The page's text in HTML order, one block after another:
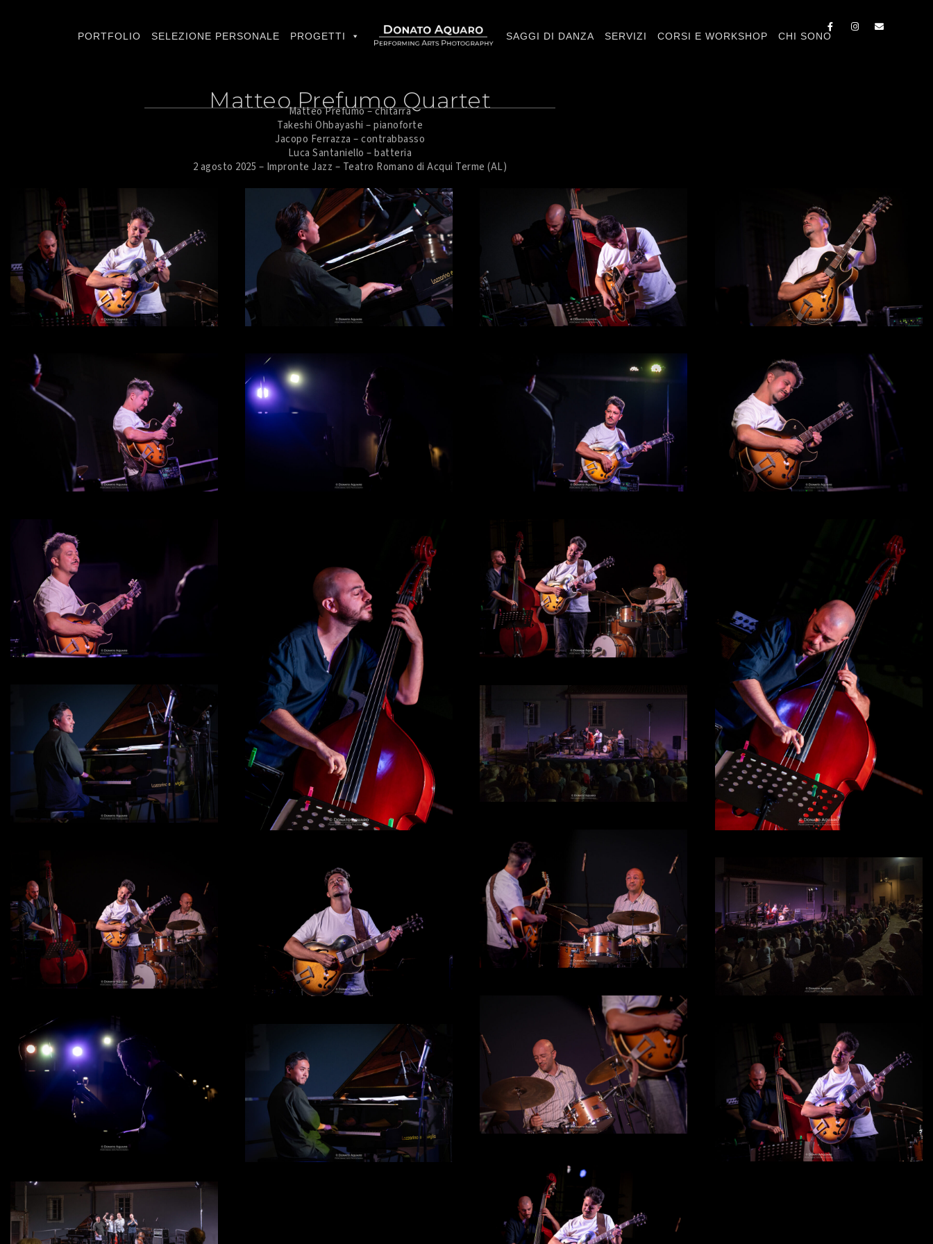
PORTFOLIO SELEZIONE PERSONALE PROGETTI SAGGI DI DANZA SERVIZI CORSI E WORKSHOP CHI SONO
Matteo Prefumo Quartet
Matteo Prefumo – chitarra
Takeshi Ohbayashi – pianoforte
Jacopo Ferrazza – contrabbasso
Luca Santaniello – batteria
2 agosto 2025 – Impronte Jazz – Teatro Romano di Acqui Terme (AL)